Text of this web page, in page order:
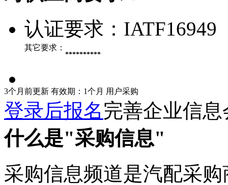
认证要求： IATF16949
其它要求：
**********
3个月前更新 有效期：1个月 用户采购
登录后报名完善企业信
什么是"采购信息"
采购信息频道是汽配采